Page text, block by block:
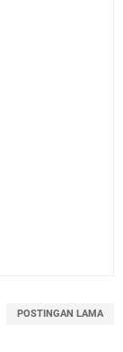
POSTINGAN LAMA